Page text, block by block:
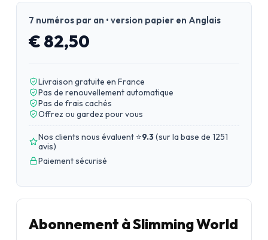
7 numéros par an • version papier en Anglais
€ 82,50
Livraison gratuite en France
Pas de renouvellement automatique
Pas de frais cachés
Offrez ou gardez pour vous
Nos clients nous évaluent ⭐9.3(sur la base de 1251
avis)
Paiement sécurisé
Abonnement à Slimming World